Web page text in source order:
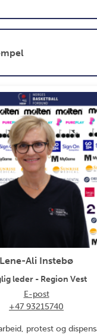
Lene-Ali Instebø
leder - Region Vest
E-post
+47 93215740
protest og